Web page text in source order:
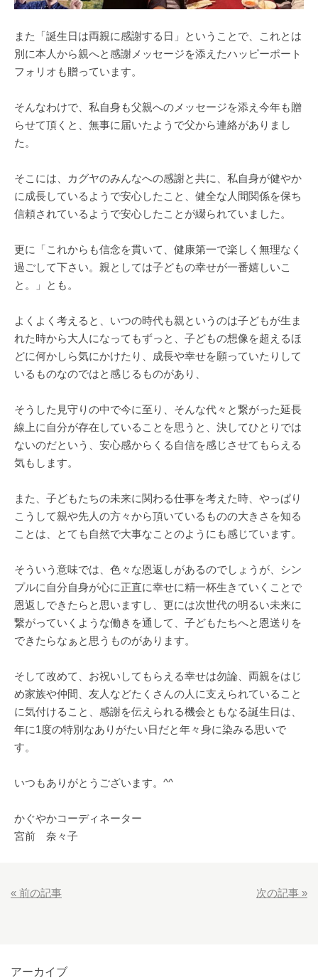
また「誕生日は両親に感謝する日」ということで、これとは
別に本人から親へと感謝メッセージを添えたハッピーポート
フォリオも贈っています。
そんなわけで、私自身も父親へのメッセージを添え今年も贈
らせて頂くと、無事に届いたようで父から連絡がありまし
た。
そこには、カグヤのみんなへの感謝と共に、私自身が健やか
に成長しているようで安心したこと、健全な人間関係を保ち
信頼されているようで安心したことが綴られていました。
更に「これからも信念を貫いて、健康第一で楽しく無理なく
過ごして下さい。親としては子どもの幸せが一番嬉しいこ
と。」とも。
よくよく考えると、いつの時代も親というのは子どもが生ま
れた時から大人になってもずっと、子どもの想像を超えるほ
どに何かしら気にかけたり、成長や幸せを願っていたりして
いるものなのではと感じるものがあり、
そうした見守りの中で今に至り、そんな代々と繋がった延長
線上に自分が存在していることを思うと、決してひとりでは
ないのだという、安心感からくる自信を感じさせてもらえる
気もします。
また、子どもたちの未来に関わる仕事を考えた時、やっぱり
こうして親や先人の方々から頂いているものの大きさを知る
ことは、とても自然で大事なことのようにも感じています。
そういう意味では、色々な恩返しがあるのでしょうが、シン
プルに自分自身が心に正直に幸せに精一杯生きていくことで
恩返しできたらと思いますし、更には次世代の明るい未来に
繋がっていくような働きを通して、子どもたちへと恩送りを
できたらなぁと思うものがあります。
そして改めて、お祝いしてもらえる幸せは勿論、両親をはじ
め家族や仲間、友人などたくさんの人に支えられていること
に気付けること、感謝を伝えられる機会ともなる誕生日は、
年に1度の特別なありがたい日だと年々身に染みる思いで
す。
いつもありがとうございます。^^
かぐやかコーディネーター
宮前 奈々子
« 前の記事 次の記事 »
アーカイブ